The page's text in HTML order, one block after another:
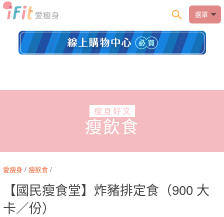
選單
瘦身好文
瘦飲食
愛瘦身 / 瘦飲食 /
【國民瘦食堂】炸豬排定食（900 大
卡／份）